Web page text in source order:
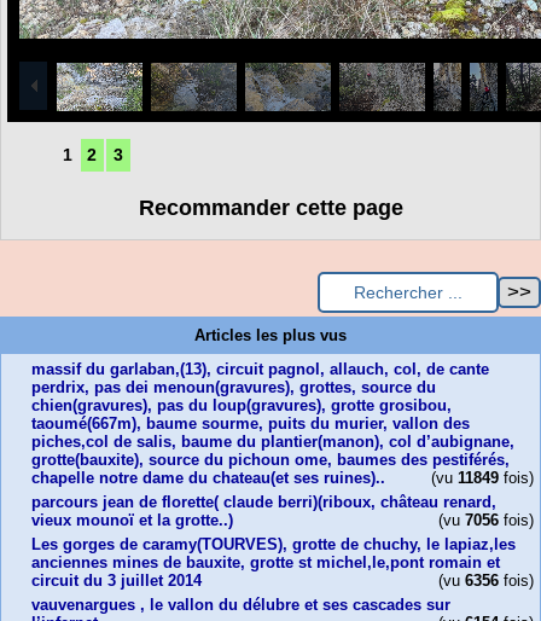
1/30
1 2 3
Recommander cette page
Articles les plus vus
massif du garlaban,(13), circuit pagnol, allauch, col, de cante
perdrix, pas dei menoun(gravures), grottes, source du
chien(gravures), pas du loup(gravures), grotte grosibou,
taoumé(667m), baume sourme, puits du murier, vallon des
piches,col de salis, baume du plantier(manon), col d’aubignane,
grotte(bauxite), source du pichoun ome, baumes des pestiférés,
chapelle notre dame du chateau(et ses ruines)..
(vu 11849 fois)
parcours jean de florette( claude berri)(riboux, château renard,
vieux mounoï et la grotte..)
(vu 7056 fois)
Les gorges de caramy(TOURVES), grotte de chuchy, le lapiaz,les
anciennes mines de bauxite, grotte st michel,le,pont romain et
circuit du 3 juillet 2014
(vu 6356 fois)
vauvenargues , le vallon du délubre et ses cascades sur